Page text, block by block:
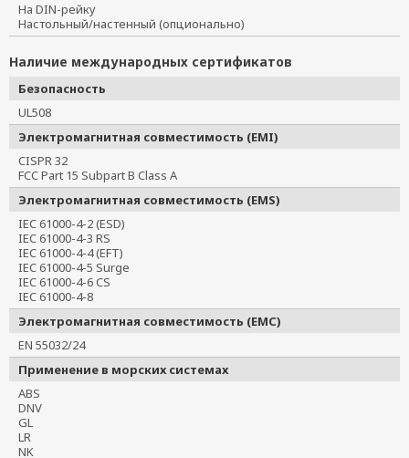
На DIN-рейку
Настольный/настенный (опционально)
Наличие международных сертификатов
Безопасность
UL508
Электромагнитная совместимость (EMI)
CISPR 32
FCC Part 15 Subpart B Class A
Электромагнитная совместимость (EMS)
IEC 61000-4-2 (ESD)
IEC 61000-4-3 RS
IEC 61000-4-4 (EFT)
IEC 61000-4-5 Surge
IEC 61000-4-6 CS
IEC 61000-4-8
Электромагнитная совместимость (EMC)
EN 55032/24
Применение в морских системах
ABS
DNV
GL
LR
NK